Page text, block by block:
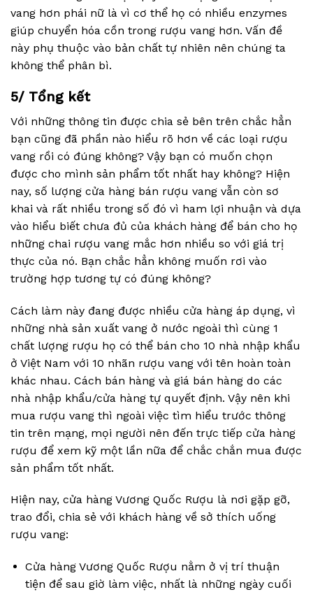
vang hơn phái nữ là vì cơ thể họ có nhiều enzymes
giúp chuyển hóa cồn trong rượu vang hơn. Vấn đề
này phụ thuộc vào bản chất tự nhiên nên chúng ta
không thể phân bì.
5/ Tổng kết
Với những thông tin được chia sẻ bên trên chắc hẳn
bạn cũng đã phần nào hiểu rõ hơn về các loại rượu
vang rồi có đúng không? Vậy bạn có muốn chọn
được cho mình sản phẩm tốt nhất hay không? Hiện
nay, số lượng cửa hàng bán rượu vang vẫn còn sơ
khai và rất nhiều trong số đó vì ham lợi nhuận và dựa
vào hiểu biết chưa đủ của khách hàng để bán cho họ
những chai rượu vang mắc hơn nhiều so với giá trị
thực của nó. Bạn chắc hẳn không muốn rơi vào
trường hợp tương tự có đúng không?
Cách làm này đang được nhiều cửa hàng áp dụng, vì
những nhà sản xuất vang ở nước ngoài thì cùng 1
chất lượng rượu họ có thể bán cho 10 nhà nhập khẩu
ở Việt Nam với 10 nhãn rượu vang với tên hoàn toàn
khác nhau. Cách bán hàng và giá bán hàng do các
nhà nhập khẩu/cửa hàng tự quyết định. Vậy nên khi
mua rượu vang thì ngoài việc tìm hiểu trước thông
tin trên mạng, mọi người nên đến trực tiếp cửa hàng
rượu để xem kỹ một lần nữa để chắc chắn mua được
sản phẩm tốt nhất.
Hiện nay, cửa hàng Vương Quốc Rượu là nơi gặp gỡ,
trao đổi, chia sẻ với khách hàng về sở thích uống
rượu vang:
Cửa hàng Vương Quốc Rượu nằm ở vị trí thuận
tiện để sau giờ làm việc, nhất là những ngày cuối